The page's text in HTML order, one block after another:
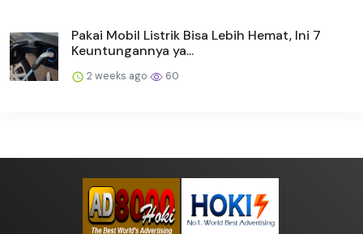
Pakai Mobil Listrik Bisa Lebih Hemat, Ini 7
Keuntungannya ya...
2 weeks ago 60